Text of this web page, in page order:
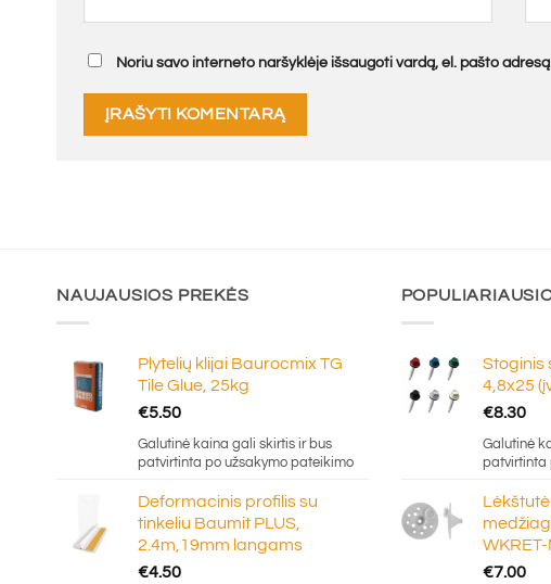
Noriu savo interneto naršyklėje išsaugoti vardą, el. pašto
NAUJAUSIOS PREKĖS
Plytelių klijai Baurocmix TG
Tile Glue, 25kg
€5.50
Galutinė kaina gali skirtis ir bus
patvirtinta po užsakymo pateikimo
Deformacinis profilis su
tinkeliu Baumit PLUS,
2.4m,19mm langams
€4.50
Stoginis
4,8x25
€8.30
Galutinė
patvirtinta
€7.00